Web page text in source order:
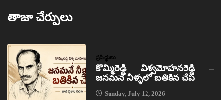
తాజా చేర్పులు
ప్రసిద్ధులు
కొమ్మిరెడ్డి విశ్వమోహనరెడ్డి –
జనమనే నీళ్ళలో బతికిన చేప
Sunday, July 12, 2026